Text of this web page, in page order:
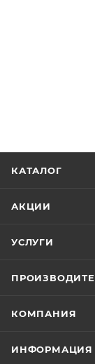
КАТАЛОГ
АКЦИИ
УСЛУГИ
КОМПАНИЯ
ИНФОРМАЦИЯ